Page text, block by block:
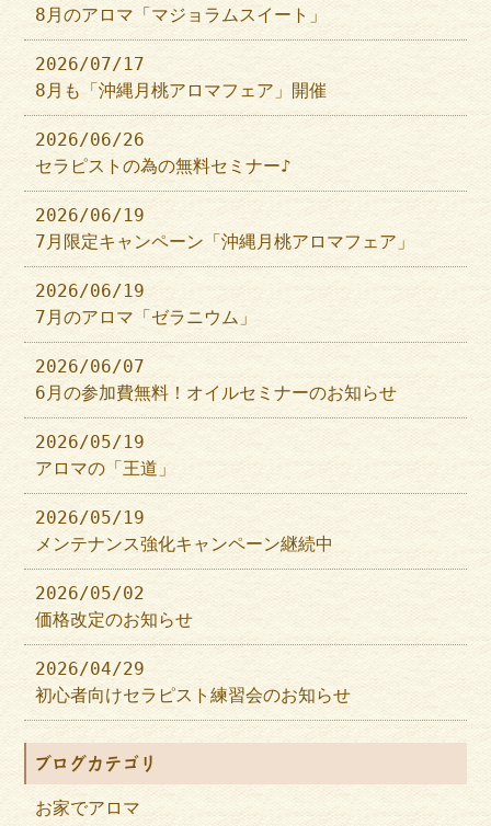
8月のアロマ「マジョラムスイート」
2026/07/17
8月も「沖縄月桃アロマフェア」開催
2026/06/26
セラピストの為の無料セミナー♪
2026/06/19
7月限定キャンペーン「沖縄月桃アロマフェア」
2026/06/19
7月のアロマ「ゼラニウム」
2026/06/07
6月の参加費無料！オイルセミナーのお知らせ
2026/05/19
アロマの「王道」
2026/05/19
メンテナンス強化キャンペーン継続中
2026/05/02
価格改定のお知らせ
2026/04/29
初心者向けセラピスト練習会のお知らせ
ブログカテゴリ
お家でアロマ